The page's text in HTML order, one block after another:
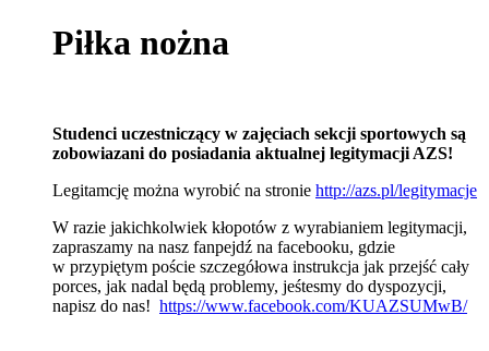
Piłka nożna
Studenci uczestniczący w zajęciach sekcji sportowych są
zobowiazani do posiadania aktualnej legitymacji AZS!
Legitamcję można wyrobić na stronie http://azs.pl/legitymacje
W razie jakichkolwiek kłopotów z wyrabianiem legitymacji,
zapraszamy na nasz fanpejdź na facebooku, gdzie
w przypiętym poście szczegółowa instrukcja jak przejść cały
porces, jak nadal będą problemy, jeśtesmy do dyspozycji,
napisz do nas! https://www.facebook.com/KUAZSUMwB/